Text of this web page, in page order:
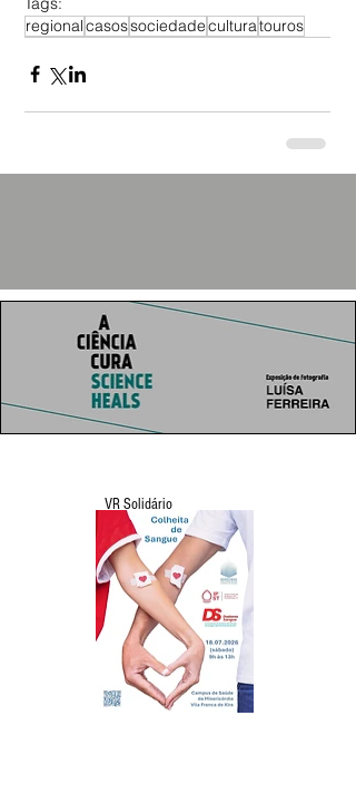
regionalcasossociedadeculturatouros
VR Solidário